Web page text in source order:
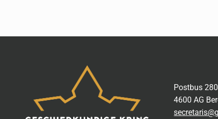
Postbus 280
4600 AG